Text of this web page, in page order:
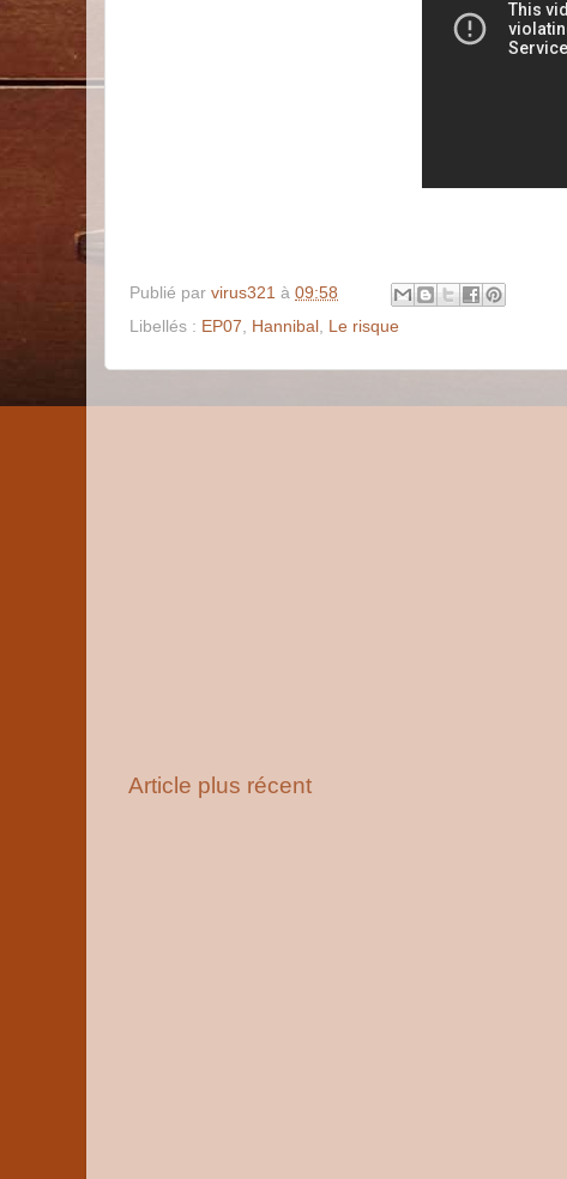
Publié par virus321 à 09:58
Libellés : EP07 Hannibal Le risque
Article plus récent